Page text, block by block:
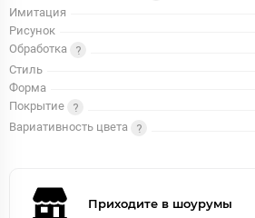
Имитация
Рисунок
Обработка
Стиль
Форма
Покрытие
Вариативность цвета
Приходите в шоурумы